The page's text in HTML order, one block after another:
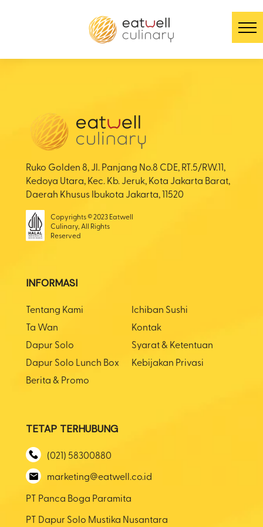
Ruko Golden 8, Jl. Panjang No.8 CDE, RT.5/RW.11,
Kedoya Utara, Kec. Kb. Jeruk, Kota Jakarta Barat,
Daerah Khusus Ibukota Jakarta, 11520
Copyrights © 2023 Eatwell
Culinary, All Rights
Reserved
INFORMASI
Tentang Kami
Ichiban Sushi
Ta Wan
Kontak
Dapur Solo
Syarat & Ketentuan
Dapur Solo Lunch Box
Kebijakan Privasi
Berita & Promo
TETAP TERHUBUNG
(021) 58300880
marketing@eatwell.co.id
PT Panca Boga Paramita
PT Dapur Solo Mustika Nusantara